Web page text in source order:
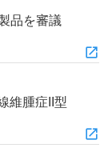
品を審議
維腫症II型